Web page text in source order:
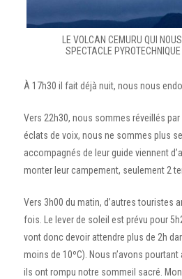
LE VOLCAN CEMURU QUI
SPECTACLE
À 17h30 il fait déjà nuit, nous nous
Vers 22h30, nous sommes réveillés
éclats de voix, nous ne sommes plus
accompagnés de leur guide viennent
monter leur campement, seulement 2
Vers 3h00 du matin, d’autres touristes
fois. Le lever de soleil est prévu pour
vont donc devoir attendre plus de 2h
moins de 10ºC). Nous n’avons
ils ont rompu notre sommeil sacré.